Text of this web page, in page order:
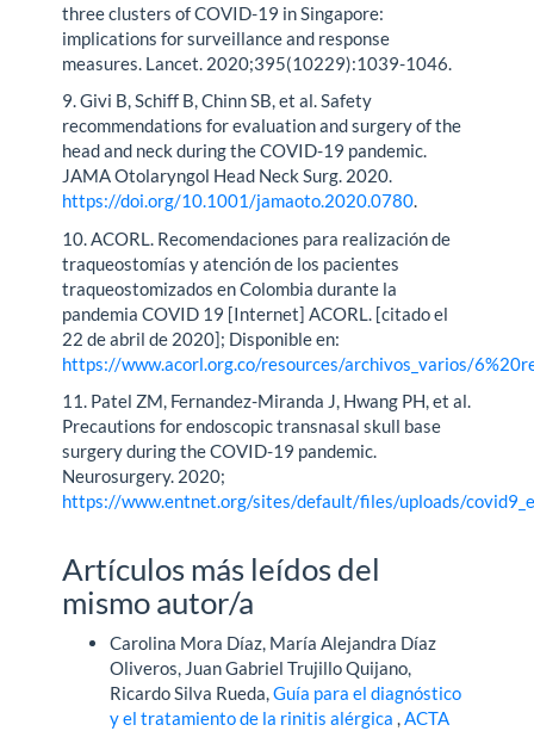
three clusters of COVID-19 in Singapore:
implications for surveillance and response
measures. Lancet. 2020;395(10229):1039-1046.
9. Givi B, Schiff B, Chinn SB, et al. Safety
recommendations for evaluation and surgery of the
head and neck during the COVID-19 pandemic.
JAMA Otolaryngol Head Neck Surg. 2020.
https://doi.org/10.1001/jamaoto.2020.0780.
10. ACORL. Recomendaciones para realización de
traqueostomías y atención de los pacientes
traqueostomizados en Colombia durante la
pandemia COVID 19 [Internet] ACORL. [citado el
22 de abril de 2020]; Disponible en:
https://www.acorl.org.co/resources/archivos_varios/
11. Patel ZM, Fernandez-Miranda J, Hwang PH, et al.
Precautions for endoscopic transnasal skull base
surgery during the COVID-19 pandemic.
Neurosurgery. 2020;
https://www.entnet.org/sites/default/files/uploads/
Artículos más leídos del
mismo autor/a
Carolina Mora Díaz, María Alejandra Díaz
Oliveros, Juan Gabriel Trujillo Quijano,
Ricardo Silva Rueda,Guía para el diagnóstico
y el tratamiento de la rinitis alérgica,ACTA